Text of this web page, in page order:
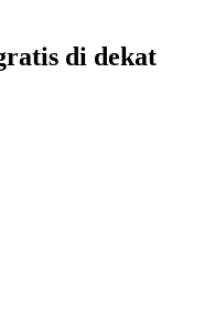
di dekat